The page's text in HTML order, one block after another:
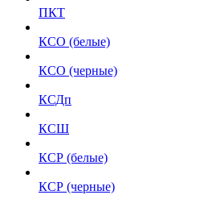
ПКТ
КСО (белые)
КСО (черные)
КСДп
КСШ
КСР (белые)
КСР (черные)